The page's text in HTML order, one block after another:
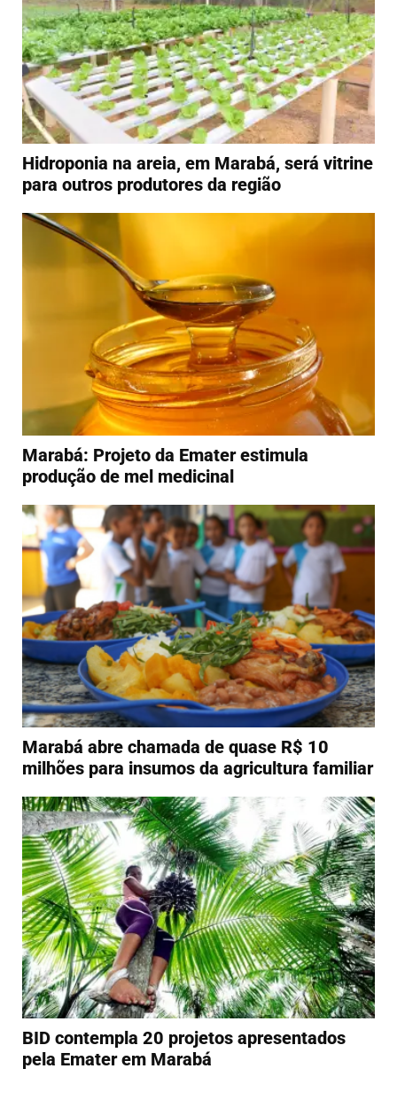
Hidroponia na areia, em Marabá, será vitrine
para outros produtores da região
Marabá: Projeto da Emater estimula
produção de mel medicinal
Marabá abre chamada de quase R$ 10
milhões para insumos da agricultura familiar
BID contempla 20 projetos apresentados
pela Emater em Marabá